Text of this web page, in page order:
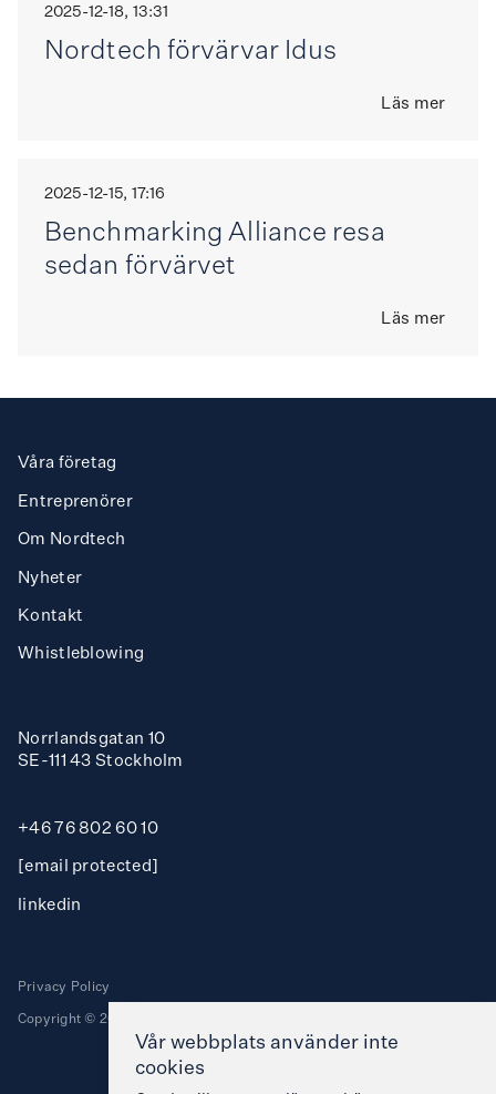
2025-12-18, 13:31
Nordtech förvärvar Idus
Läs mer
2025-12-15, 17:16
Benchmarking Alliance resa
sedan förvärvet
Läs mer
Våra företag
Entreprenörer
Om Nordtech
Nyheter
Kontakt
Whistleblowing
Norrlandsgatan 10
SE-111 43 Stockholm
+46 76 802 60 10
[email protected]
linkedin
Privacy Policy
Copyright © 2025 Stockholm Nordtech Group AB. All rights reserved.
Vår webbplats använder inte
cookies